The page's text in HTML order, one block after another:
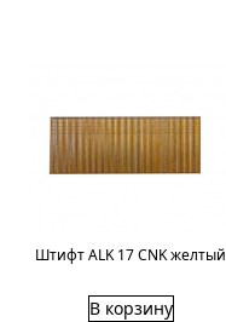
Штифт ALK 17 CNK желтый
В корзину